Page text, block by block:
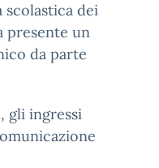
dei
presente un
da parte
gli ingressi